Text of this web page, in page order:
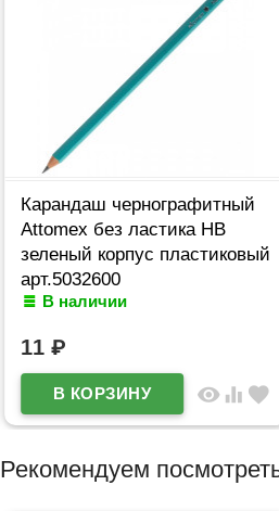
Карандаш чернографитный
Attomex без ластика НВ
зеленый корпус пластиковый
арт.5032600
В наличии
11 ₽
visibility equalizer favorite
Рекомендуем